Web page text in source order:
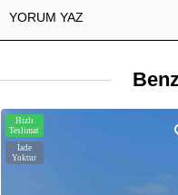
YORUM YAZ
İade
Yoktur
Hızlı
Teslimat